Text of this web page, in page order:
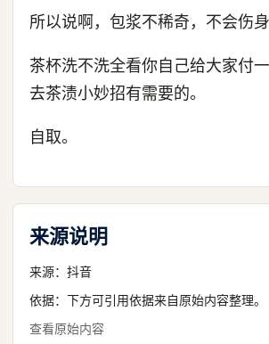
所以说啊，包浆不稀奇，不会伤身
茶杯洗不洗全看你自己给大家付
去茶渍小妙招有需要的。
自取。
来源说明
来源： 抖音
依据：下方可引用依据来自原始内容整理。
查看原始内容